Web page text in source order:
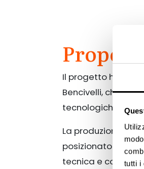
tutti i
Proposta
Il progetto ha
Bencivelli, che ha
tecnologiche,
La produzione è
posizionato
tecnica e